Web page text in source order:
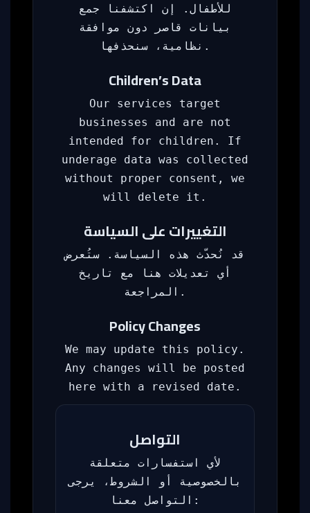
للأطفال. إن اكتشفنا جمع
بيانات قاصر دون موافقة
نظامية، سنحذفها.
Children’s Data
Our services target
businesses and are not
intended for children. If
underage data was collected
without proper consent, we
will delete it.
التغييرات على السياسة
قد نُحدّث هذه السياسة. ستُعرض
أي تعديلات هنا مع تاريخ
المراجعة.
Policy Changes
We may update this policy.
Any changes will be posted
here with a revised date.
التواصل
لأي استفسارات متعلقة
بالخصوصية أو الشروط، يرجى
التواصل معنا: